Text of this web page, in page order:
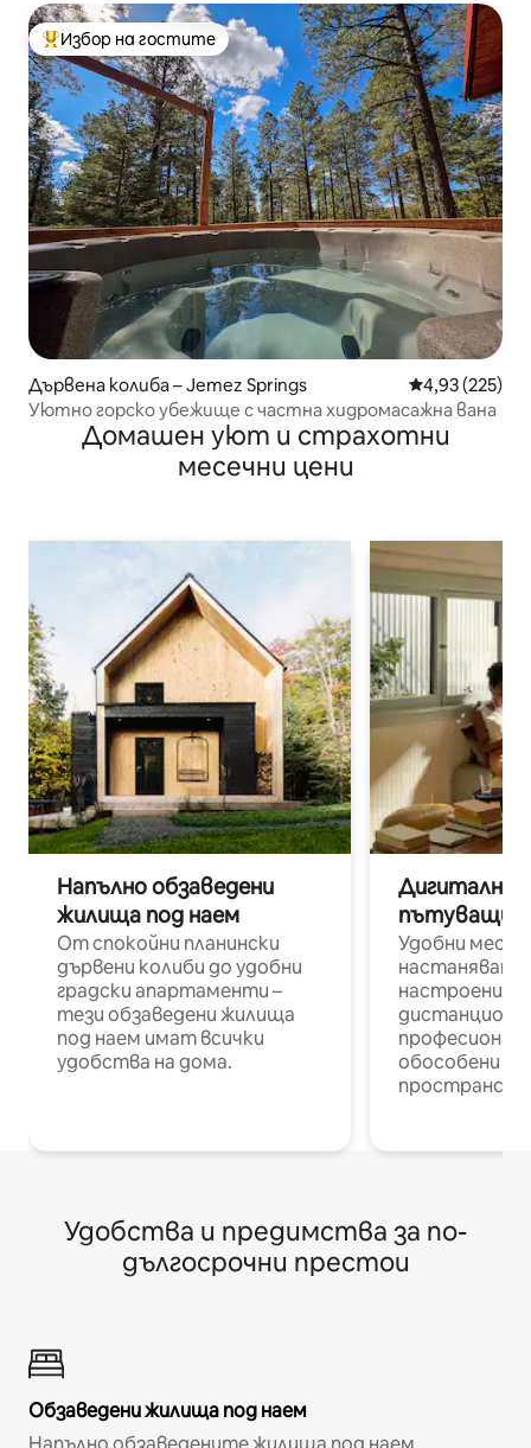
Най-популярен избор на гостите
Избор на гостите
Дървена колиба – Jemez Springs Средна
4,93 (225)
Уютно горско убежище с частна хидромасажна вана
Домашен уют и страхотни
месечни цени
Напълно обзаведени
жилища под наем
От спокойни планински
дървени колиби до удобни
градски апартаменти –
тези обзаведени жилища
под наем имат всички
удобства на дома.
Дигитални
пътуващи
Удобни
настаняване
настроени и
обособени
Удобства и предимства за по-
дългосрочни престои
Обзаведени жилища под наем